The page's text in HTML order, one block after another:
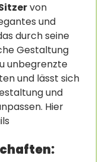
von
und
durch seine
Gestaltung
unbegrenzte
und lässt sich
und
Hier